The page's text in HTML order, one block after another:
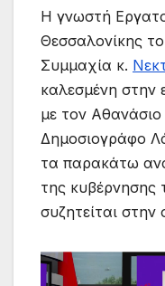
Η γνωστή
Θεσσαλονίκης
Συμμαχία κ.
καλεσμένη στην
με τον Αθανάσιο
Δημοσιογράφο
τα παρακάτω
της
συζητείται